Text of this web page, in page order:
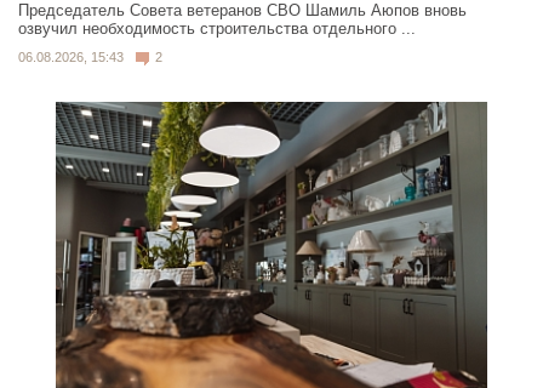
Председатель Совета ветеранов СВО Шамиль Аюпов вновь
озвучил необходимость строительства отдельного ...
06.08.2026, 15:43 2